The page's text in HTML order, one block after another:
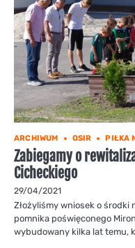
ARCHIWUM OSIR PIŁKA
Zabiegamy o
Cicheckiego
29/04/2021
Złożyliśmy wniosek o środki
pomnika poświęconego
wybudowany kilka lat temu,